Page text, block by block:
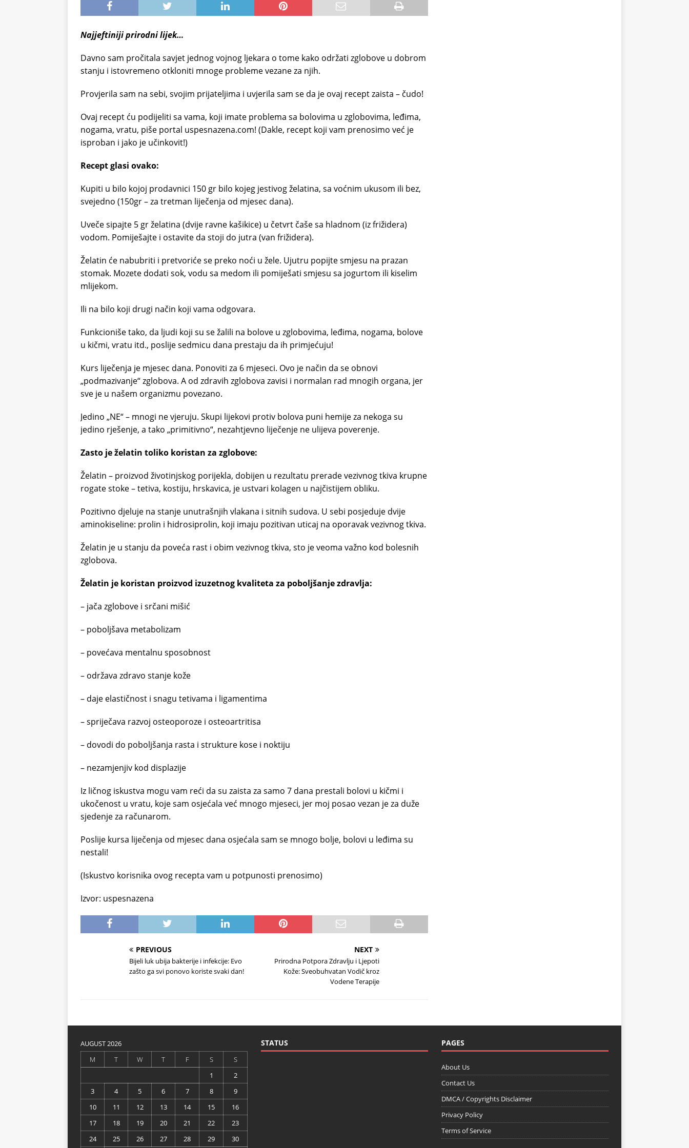
Najjeftiniji prirodni lijek…
Davno sam pročitala savjet jednog vojnog ljekara o tome kako održati zglobove u dobrom
stanju i istovremeno otkloniti mnoge probleme vezane za njih.
Provjerila sam na sebi, svojim prijateljima i uvjerila sam se da je ovaj recept zaista – čudo!
Ovaj recept ću podijeliti sa vama, koji imate problema sa bolovima u zglobovima, leđima,
nogama, vratu, piše portal uspesnazena.com! (Dakle, recept koji vam prenosimo već je
isproban i jako je učinkovit!)
Recept glasi ovako:
Kupiti u bilo kojoj prodavnici 150 gr bilo kojeg jestivog želatina, sa voćnim ukusom ili bez,
svejedno (150gr – za tretman liječenja od mjesec dana).
Uveče sipajte 5 gr želatina (dvije ravne kašikice) u četvrt čaše sa hladnom (iz frižidera)
vodom. Pomiješajte i ostavite da stoji do jutra (van frižidera).
Želatin će nabubriti i pretvoriće se preko noći u žele. Ujutru popijte smjesu na prazan
stomak. Mozete dodati sok, vodu sa medom ili pomiješati smjesu sa jogurtom ili kiselim
mlijekom.
Ili na bilo koji drugi način koji vama odgovara.
Funkcioniše tako, da ljudi koji su se žalili na bolove u zglobovima, leđima, nogama, bolove
u kičmi, vratu itd., poslije sedmicu dana prestaju da ih primjećuju!
Kurs liječenja je mjesec dana. Ponoviti za 6 mjeseci. Ovo je način da se obnovi
„podmazivanje“ zglobova. A od zdravih zglobova zavisi i normalan rad mnogih organa, jer
sve je u našem organizmu povezano.
Jedino „NE“ – mnogi ne vjeruju. Skupi lijekovi protiv bolova puni hemije za nekoga su
jedino rješenje, a tako „primitivno“, nezahtjevno liječenje ne ulijeva poverenje.
Zasto je želatin toliko koristan za zglobove:
Želatin – proizvod životinjskog porijekla, dobijen u rezultatu prerade vezivnog tkiva krupne
rogate stoke – tetiva, kostiju, hrskavica, je ustvari kolagen u najčistijem obliku.
Pozitivno djeluje na stanje unutrašnjih vlakana i sitnih sudova. U sebi posjeduje dvije
aminokiseline: prolin i hidrosiprolin, koji imaju pozitivan uticaj na oporavak vezivnog tkiva.
Želatin je u stanju da poveća rast i obim vezivnog tkiva, sto je veoma važno kod bolesnih
zglobova.
Želatin je koristan proizvod izuzetnog kvaliteta za poboljšanje zdravlja:
– jača zglobove i srčani mišić
– poboljšava metabolizam
– povećava mentalnu sposobnost
– održava zdravo stanje kože
– daje elastičnost i snagu tetivama i ligamentima
– spriječava razvoj osteoporoze i osteoartritisa
– dovodi do poboljšanja rasta i strukture kose i noktiju
– nezamjenjiv kod displazije
Iz ličnog iskustva mogu vam reći da su zaista za samo 7 dana prestali bolovi u kičmi i
ukočenost u vratu, koje sam osjećala već mnogo mjeseci, jer moj posao vezan je za duže
sjedenje za računarom.
Poslije kursa liječenja od mjesec dana osjećala sam se mnogo bolje, bolovi u leđima su
nestali!
(Iskustvo korisnika ovog recepta vam u potpunosti prenosimo)
Izvor: uspesnazena
PREVIOUS
Bijeli luk ubija bakterije i infekcije: Evo
zašto ga svi ponovo koriste svaki dan!
NEXT
Prirodna Potpora Zdravlju i Ljepoti
Kože: Sveobuhvatan Vodič kroz
Vodene Terapije
AUGUST 2026
M
T W T F S
S
1
2
3
4 5 6 7 8
9
10
11 12 13 14 15
16
17
18 19 20 21 22
23
24
25 26 27 28 29 30
STATUS PAGES
About Us
Contact Us
DMCA / Copyrights Disclaimer
Privacy Policy
Terms of Service